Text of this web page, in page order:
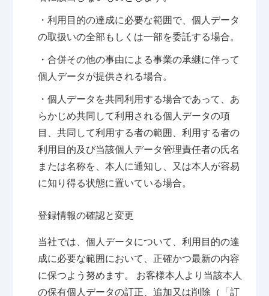
・利用目的の達成に必要な範囲で、個人データ
の取扱いの全部もしくは一部を委託する場合。
・合併その他の事由による事業の承継に伴って
個人データが提供される場合。
・個人データを共同利用する場合であって、あ
らかじめ共同して利用される個人データの項
目、共同して利用する者の範囲、利用する者の
利用目的及び当該個人データ管理責任者の氏名
または名称を、本人に通知し、又は本人が容易
に知り得る状態に置いている場合。
登録情報の確認と変更
当社では、個人データについて、利用目的の達
成に必要な範囲において、正確かつ最新の内容
に保つよう努めます。 お客様本人より当該本人
の保有個人データの訂正、追加又は削除（「訂